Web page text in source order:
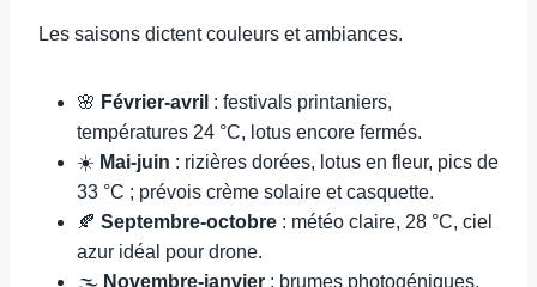
Les saisons dictent couleurs et ambiances.
🌸 Février-avril : festivals printaniers,
températures 24 °C, lotus encore fermés.
☀️ Mai-juin : rizières dorées, lotus en fleur, pics de
33 °C ; prévois crème solaire et casquette.
🍂 Septembre-octobre : météo claire, 28 °C, ciel
azur idéal pour drone.
🌫️ Novembre-janvier : brumes photogéniques,